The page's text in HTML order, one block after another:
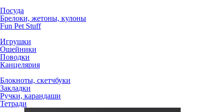
Посуда
Брелоки, жетоны, кулоны
Fun Pet Stuff
Игрушки
Ошейники
Поводки
Канцелярия
Блокноты, скетчбуки
Закладки
Ручки, карандаши
Тетради